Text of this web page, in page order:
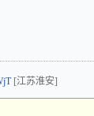
[江苏淮安]